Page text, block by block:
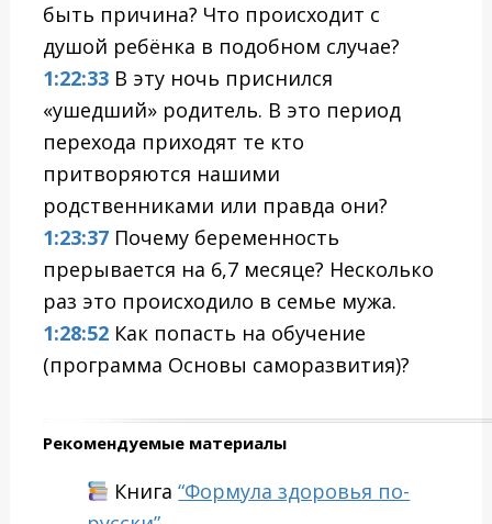
быть причина? Что происходит с
душой ребёнка в подобном случае?
1:22:33В эту ночь приснился
«ушедший» родитель. В это период
перехода приходят те кто
притворяются нашими
родственниками или правда они?
1:23:37Почему беременность
прерывается на 6,7 месяце? Несколько
раз это происходило в семье мужа.
1:28:52Как попасть на обучение
(программа Основы саморазвития)?
Рекомендуемые материалы
Книга“Формула здоровья по-